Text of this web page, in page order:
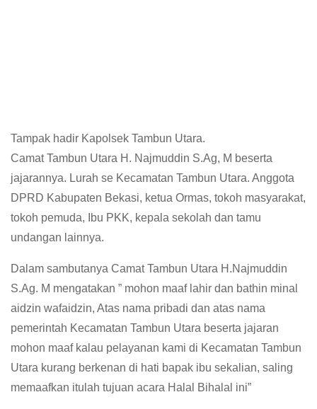
Tampak hadir Kapolsek Tambun Utara.
Camat Tambun Utara H. Najmuddin S.Ag, M beserta
jajarannya. Lurah se Kecamatan Tambun Utara. Anggota
DPRD Kabupaten Bekasi, ketua Ormas, tokoh masyarakat,
tokoh pemuda, Ibu PKK, kepala sekolah dan tamu
undangan lainnya.
Dalam sambutanya Camat Tambun Utara H.Najmuddin
S.Ag. M mengatakan ” mohon maaf lahir dan bathin minal
aidzin wafaidzin, Atas nama pribadi dan atas nama
pemerintah Kecamatan Tambun Utara beserta jajaran
mohon maaf kalau pelayanan kami di Kecamatan Tambun
Utara kurang berkenan di hati bapak ibu sekalian, saling
memaafkan itulah tujuan acara Halal Bihalal ini”